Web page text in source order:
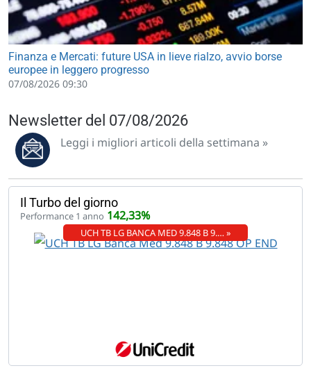
Finanza e Mercati: future USA in lieve rialzo, avvio borse
europee in leggero progresso
07/08/2026 09:30
Newsletter del 07/08/2026
Leggi i migliori articoli della settimana »
Il Turbo del giorno
Performance 1 anno 142,33%
UCH TB LG BANCA MED 9.848 B 9.… »